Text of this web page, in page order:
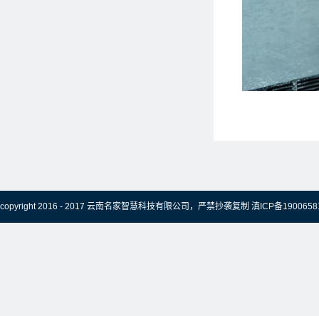
copyright 2016 - 2017 云南名家智慧科技有限公司，严禁抄袭复制 滇ICP备